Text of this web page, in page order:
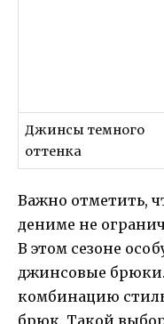
Джинсы темного
оттенка
Важно отметить,
дениме не
В этом сезоне
джинсовые
комбинацию
брюк. Такой